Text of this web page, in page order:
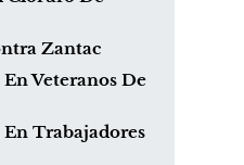
Zantac
Veteranos De
Trabajadores